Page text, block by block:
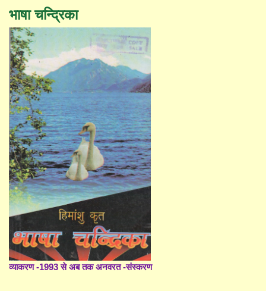
भाषा चन्द्रिका
व्याकरण -1993 से अब तक अनवरत -संस्करण